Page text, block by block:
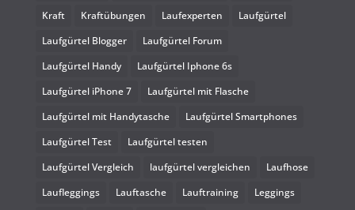
Kraft
Kraftübungen Laufexperten
Laufgürtel
Laufgürtel Blogger
Laufgürtel Forum
Laufgürtel Handy
Laufgürtel Iphone 6s
Laufgürtel iPhone 7
Laufgürtel mit Flasche
Laufgürtel mit Handytasche
Laufgürtel Smartphones
Laufgürtel Test
Laufgürtel testen
Laufgürtel Vergleich
laufgürtel vergleichen
Laufhose
Laufleggings
Lauftasche Lauftraining
Leggings